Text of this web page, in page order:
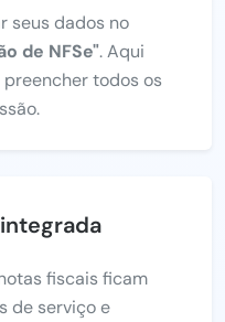
seus dados no
de NFSe". Aqui
todos os
fiscais ficam
de serviço e